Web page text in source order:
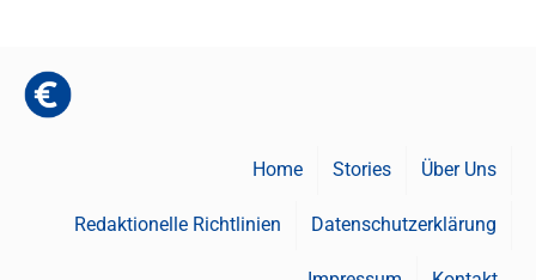
Home Stories Über Uns
Redaktionelle Richtlinien Datenschutzerklärung